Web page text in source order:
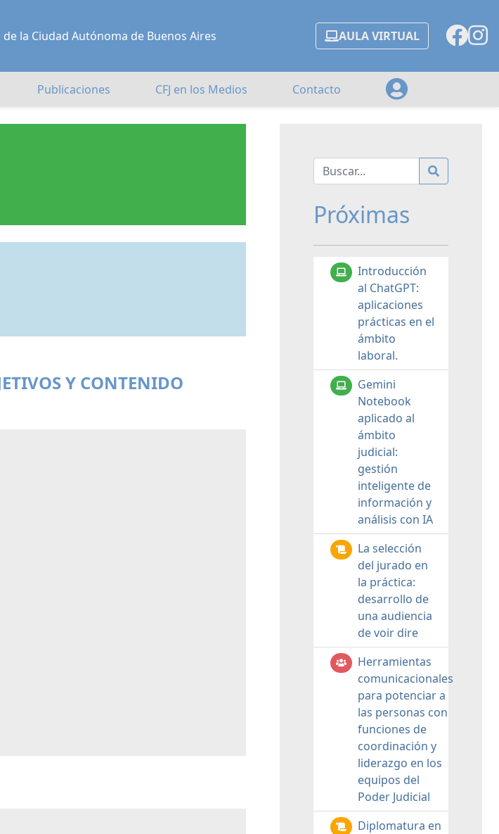
la Ciudad Autónoma de Buenos Aires AULA VIRTUAL
Publicaciones CFJ en los Medios Contacto
Y CONTENIDO
Próximas
Introducción
al ChatGPT:
aplicaciones
prácticas en el
ámbito
laboral.
Gemini
Notebook
aplicado al
ámbito
judicial:
gestión
inteligente de
información y
análisis con IA
La selección
del jurado en
la práctica:
desarrollo de
una audiencia
de voir dire
Herramientas
comunicacionales
para potenciar a
las personas con
funciones de
coordinación y
liderazgo en los
equipos del
Poder Judicial
Diplomatura en